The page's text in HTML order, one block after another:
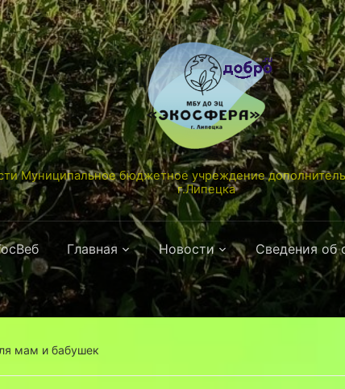
Муниципальное бюджетное учреждение
г.Липецка
Главная Новости Сведения об
мам и бабушек